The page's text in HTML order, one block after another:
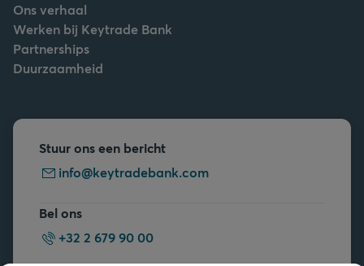
Ons verhaal
Werken bij Keytrade Bank
Partnerships
Duurzaamheid
Stuur ons een bericht
info@keytradebank.com
Bel ons
+32 2 679 90 00